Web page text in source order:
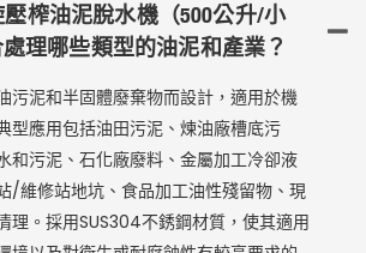
壓榨油泥脫水機（500公升/小
理哪些類型的油泥和產業？
污泥和半固體廢棄物而設計，適用於機
型應用包括油田污泥、煉油廠槽底污
和污泥、石化廠廢料、金屬加工冷卻液
/維修站地坑、食品加工油性殘留物、現
理。採用SUS304不銹鋼材質，使其適用